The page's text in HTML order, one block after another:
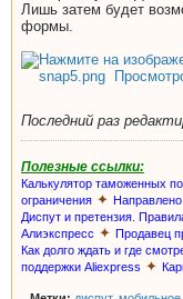
Лишь затем будет
формы.
Последний раз
Полезные ссылки:
Калькулятор таможенных
ограничения ✦
Диспут и претензия.
Алиэкспресс ✦ Продавец
Как долго ждать и где
поддержки Aliexpress ✦